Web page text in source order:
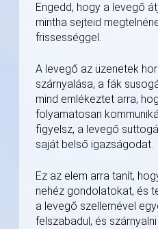
Engedd, hogy a levegő
mintha sejteid
frissességgel.
A levegő az üzenetek
szárnyalása, a fák
mind emlékeztet arra,
folyamatosan
figyelsz, a levegő
saját belső igazságodat.
Ez az elem arra tanít,
nehéz gondolatokat, és
a levegő szellemével
felszabadul, és